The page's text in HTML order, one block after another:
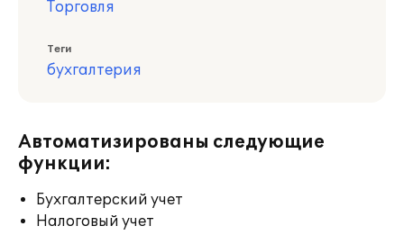
Торговля
Теги
бухгалтерия
Автоматизированы следующие
функции:
Бухгалтерский учет
Налоговый учет